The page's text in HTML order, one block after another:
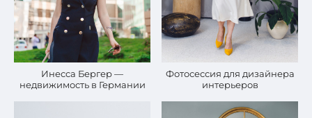
Инесса Бергер —
недвижимость в Германии
Фотосессия для дизайнера
интерьеров